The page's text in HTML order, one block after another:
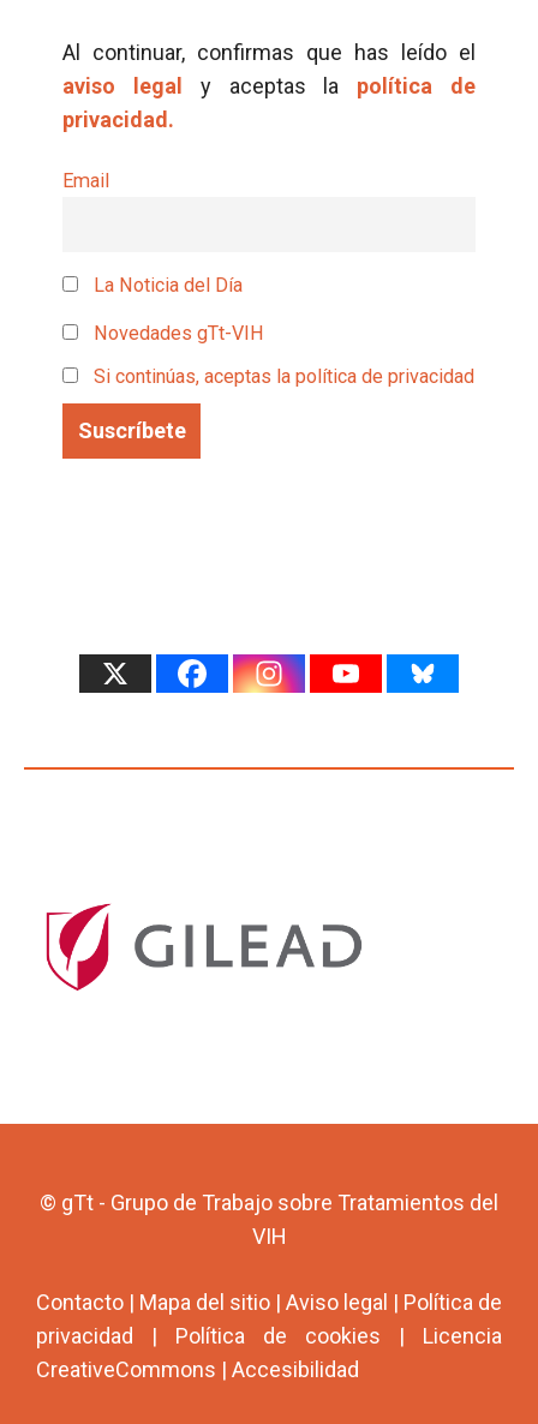
Al continuar, confirmas que has leído el
aviso legal y aceptas la política de
privacidad.
Email
La Noticia del Día
Novedades gTt-VIH
Si continúas, aceptas la política de privacidad
© gTt - Grupo de Trabajo sobre Tratamientos del
VIH
Contacto | Mapa del sitio | Aviso legal | Política de
privacidad | Política de cookies | Licencia
CreativeCommons | Accesibilidad